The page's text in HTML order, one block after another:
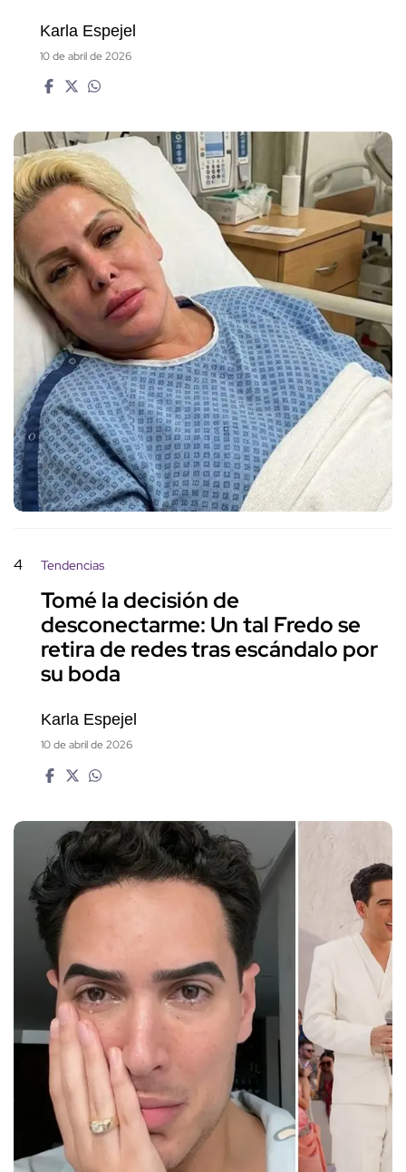
Karla Espejel
10 de abril de 2026
4 Tendencias
Tomé la decisión de
desconectarme: Un tal Fredo se
retira de redes tras escándalo por
su boda
Karla Espejel
10 de abril de 2026